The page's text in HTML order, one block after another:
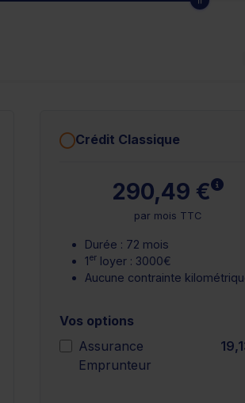
savoir plus
savoir plus
Crédit Classique
290,49 € En
par mois TTC
Durée : 72 mois
1er loyer : 3000€
Aucune contrainte
Vos options
Assurance
Emprunteur